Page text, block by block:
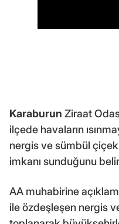
Karaburun Ziraat
ilçede havaların
nergis ve sümbül
imkanı sunduğunu
AA muhabirine
ile özdeşleşen nergis